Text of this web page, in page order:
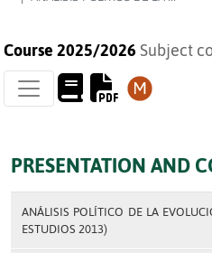
Course 2025/2026 Subject
PRESENTATION AND
ANÁLISIS POLÍTICO DE LA
ESTUDIOS 2013)